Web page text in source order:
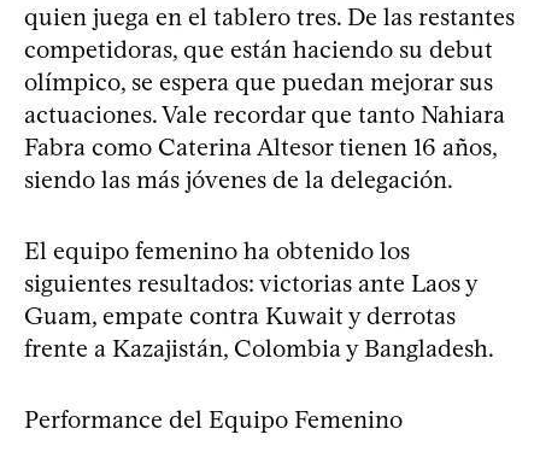
quien juega en el tablero tres. De las restantes
competidoras, que están haciendo su debut
olímpico, se espera que puedan mejorar sus
actuaciones. Vale recordar que tanto Nahiara
Fabra como Caterina Altesor tienen 16 años,
siendo las más jóvenes de la delegación.
El equipo femenino ha obtenido los
siguientes resultados: victorias ante Laos y
Guam, empate contra Kuwait y derrotas
frente a Kazajistán, Colombia y Bangladesh.
Performance del Equipo Femenino